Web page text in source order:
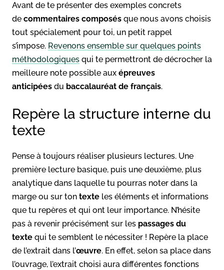
Avant de te présenter des exemples concrets
de commentaires composés que nous avons choisis
tout spécialement pour toi, un petit rappel
s’impose. Revenons ensemble sur quelques points
méthodologiques qui te permettront de décrocher la
meilleure note possible aux épreuves
anticipées du baccalauréat de français.
Repère la structure interne du
texte
Pense à toujours réaliser plusieurs lectures. Une
première lecture basique, puis une deuxième, plus
analytique dans laquelle tu pourras noter dans la
marge ou sur ton texte les éléments et informations
que tu repères et qui ont leur importance. N’hésite
pas à revenir précisément sur les passages du
texte qui te semblent le nécessiter ! Repère la place
de l’extrait dans l’œuvre. En effet, selon sa place dans
l’ouvrage, l’extrait choisi aura différentes fonctions